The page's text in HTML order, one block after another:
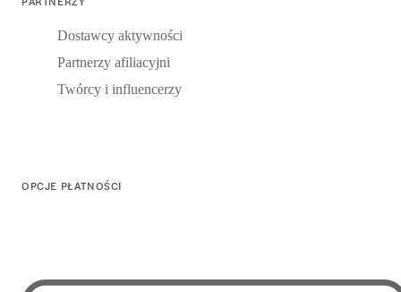
Dostawcy aktywności
Partnerzy afiliacyjni
Twórcy i influencerzy
OPCJE PŁATNOŚCI